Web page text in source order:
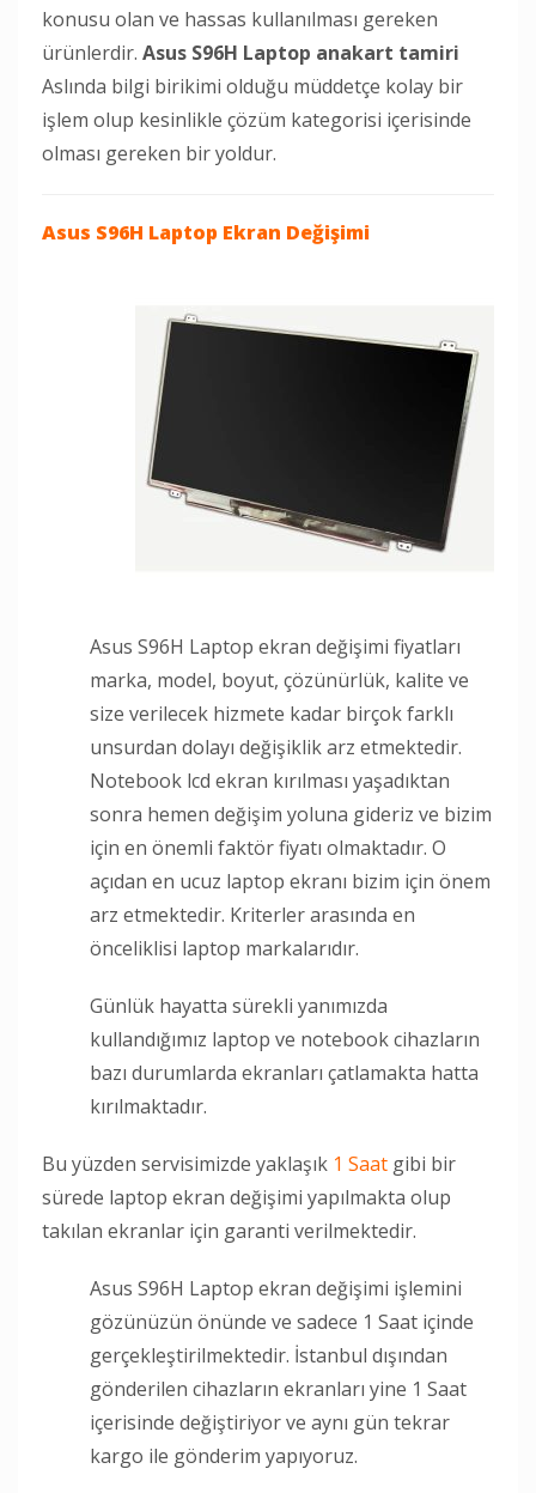
konusu olan ve hassas kullanılması gereken
ürünlerdir. Asus S96H Laptop anakart tamiri
Aslında bilgi birikimi olduğu müddetçe kolay bir
işlem olup kesinlikle çözüm kategorisi içerisinde
olması gereken bir yoldur.
Asus S96H Laptop Ekran Değişimi
Asus S96H Laptop ekran değişimi fiyatları
marka, model, boyut, çözünürlük, kalite ve
size verilecek hizmete kadar birçok farklı
unsurdan dolayı değişiklik arz etmektedir.
Notebook lcd ekran kırılması yaşadıktan
sonra hemen değişim yoluna gideriz ve bizim
için en önemli faktör fiyatı olmaktadır. O
açıdan en ucuz laptop ekranı bizim için önem
arz etmektedir. Kriterler arasında en
önceliklisi laptop markalarıdır.
Günlük hayatta sürekli yanımızda
kullandığımız laptop ve notebook cihazların
bazı durumlarda ekranları çatlamakta hatta
kırılmaktadır.
Bu yüzden servisimizde yaklaşık 1 Saat gibi bir
sürede laptop ekran değişimi yapılmakta olup
takılan ekranlar için garanti verilmektedir.
Asus S96H Laptop ekran değişimi işlemini
gözünüzün önünde ve sadece 1 Saat içinde
gerçekleştirilmektedir. İstanbul dışından
gönderilen cihazların ekranları yine 1 Saat
içerisinde değiştiriyor ve aynı gün tekrar
kargo ile gönderim yapıyoruz.